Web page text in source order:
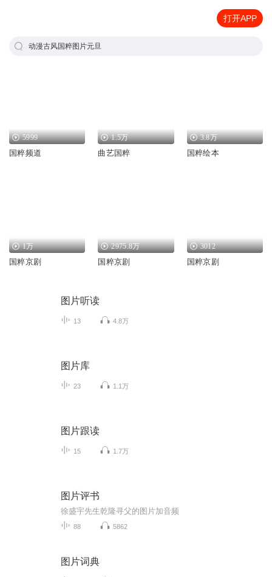
打开APP
动漫古风国粹图片元旦
5999
国粹频道
1.5万
曲艺国粹
3.8万
国粹绘本
1万
国粹京剧
2975.8万
国粹京剧
3012
国粹京剧
图片听读
13 4.8万
图片库
23 1.1万
图片跟读
15 1.7万
图片评书
徐盛宇先生乾隆寻父的图片加音频
88 5862
图片词典